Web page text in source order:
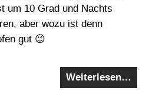
um 10 Grad und Nachts
aber wozu ist denn
gut 😉
Weiterlesen…